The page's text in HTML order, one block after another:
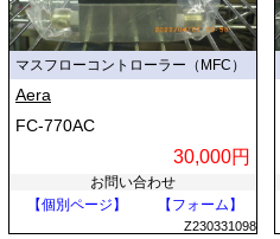
マスフローコントローラー（MFC）
Aera
FC-770AC
30,000円
お問い合わせ
【個別ページ】
【フォーム】
Z230331098